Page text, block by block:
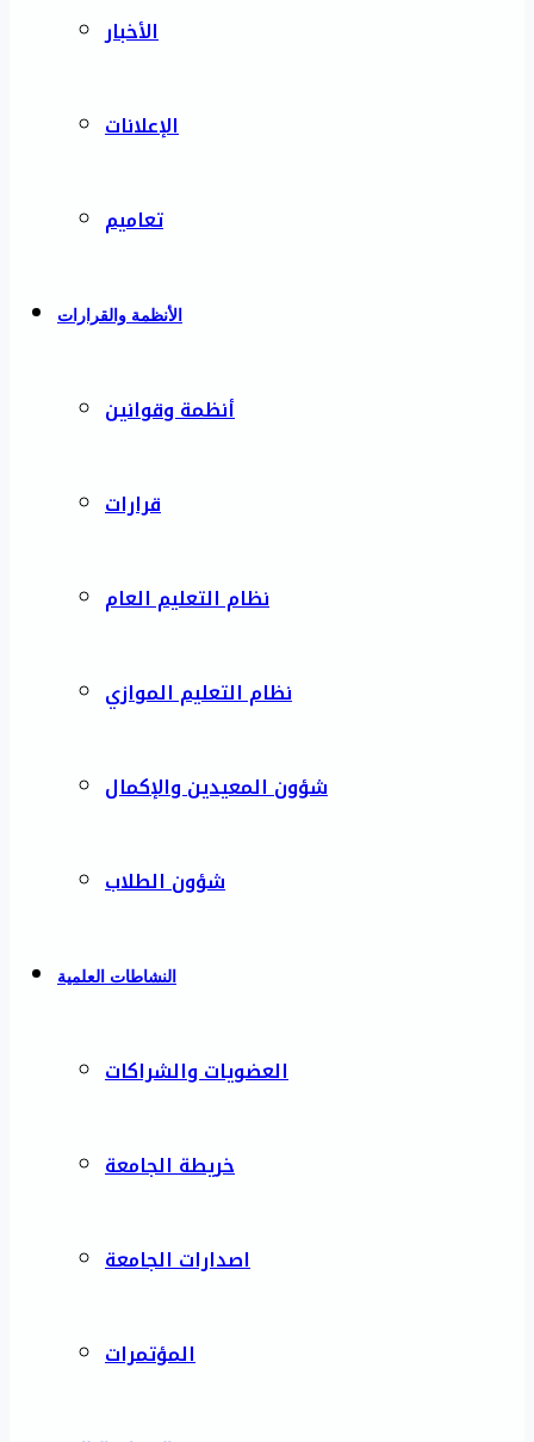
الأخبار
الإعلانات
تعاميم
الأنظمة والقرارات
أنظمة وقوانين
قرارات
نظام التعليم العام
نظام التعليم الموازي
شؤون المعيدين والإكمال
شؤون الطلاب
النشاطات العلمية
العضويات والشراكات
خريطة الجامعة
اصدارات الجامعة
المؤتمرات